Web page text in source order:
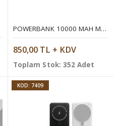
POWERBANK 10000 MAH MOBIL ŞARJ CIHAZI
850,00 TL + KDV
Toplam Stok: 352 Adet
KOD: 7409